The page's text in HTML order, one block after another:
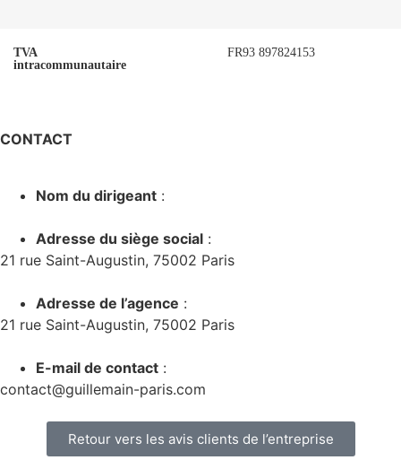
TVA
intracommunautaire
FR93 897824153
CONTACT
Nom du dirigeant :
Adresse du siège social :
21 rue Saint-Augustin, 75002 Paris
Adresse de l’agence :
21 rue Saint-Augustin, 75002 Paris
E-mail de contact :
contact@guillemain-paris.com
Retour vers les avis clients de l’entreprise